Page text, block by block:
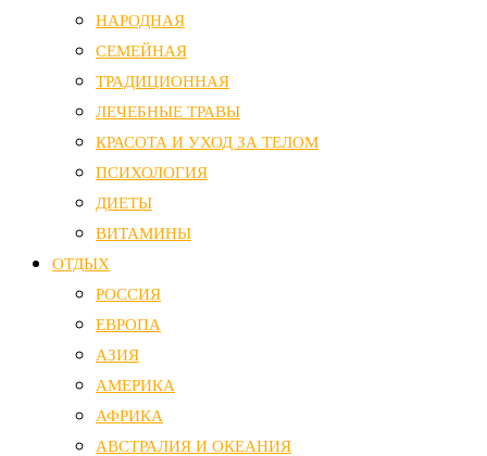
НАРОДНАЯ
СЕМЕЙНАЯ
ТРАДИЦИОННАЯ
ЛЕЧЕБНЫЕ ТРАВЫ
КРАСОТА И УХОД ЗА ТЕЛОМ
ПСИХОЛОГИЯ
ДИЕТЫ
ВИТАМИНЫ
ОТДЫХ
РОССИЯ
ЕВРОПА
АЗИЯ
АМЕРИКА
АФРИКА
АВСТРАЛИЯ И ОКЕАНИЯ